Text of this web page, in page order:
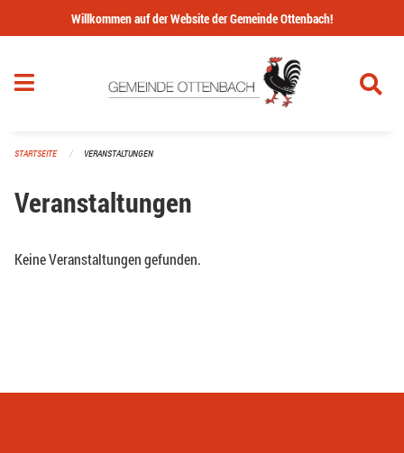
Navigation überspringen
Willkommen auf der Website der Gemeinde Ottenbach!
STARTSEITE VERANSTALTUNGEN
Veranstaltungen
Keine Veranstaltungen gefunden.